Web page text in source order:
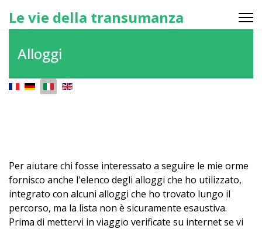
Le vie della transumanza
Alloggi
Seleziona la tua lingua
Per aiutare chi fosse interessato a seguire le mie orme
fornisco anche l'elenco degli alloggi che ho utilizzato,
integrato con alcuni alloggi che ho trovato lungo il
percorso, ma la lista non è sicuramente esaustiva.
Prima di mettervi in viaggio verificate su internet se vi